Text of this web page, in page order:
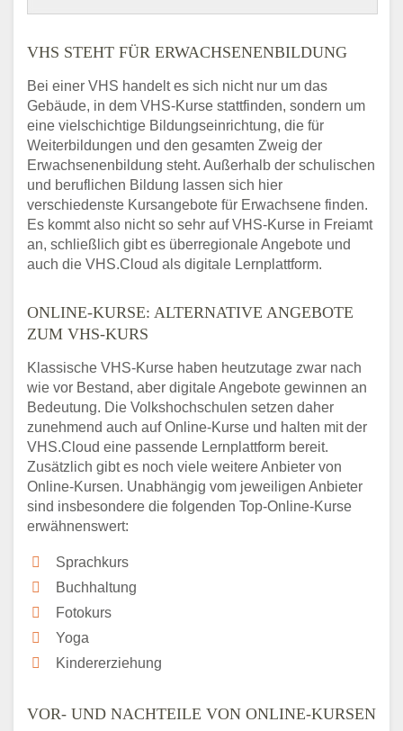
VHS STEHT FÜR ERWACHSENENBILDUNG
Bei einer VHS handelt es sich nicht nur um das
Gebäude, in dem VHS-Kurse stattfinden, sondern um
eine vielschichtige Bildungseinrichtung, die für
Weiterbildungen und den gesamten Zweig der
Erwachsenenbildung steht. Außerhalb der schulischen
und beruflichen Bildung lassen sich hier
verschiedenste Kursangebote für Erwachsene finden.
Es kommt also nicht so sehr auf VHS-Kurse in Freiamt
an, schließlich gibt es überregionale Angebote und
auch die VHS.Cloud als digitale Lernplattform.
ONLINE-KURSE: ALTERNATIVE ANGEBOTE
ZUM VHS-KURS
Klassische VHS-Kurse haben heutzutage zwar nach
wie vor Bestand, aber digitale Angebote gewinnen an
Bedeutung. Die Volkshochschulen setzen daher
zunehmend auch auf Online-Kurse und halten mit der
VHS.Cloud eine passende Lernplattform bereit.
Zusätzlich gibt es noch viele weitere Anbieter von
Online-Kursen. Unabhängig vom jeweiligen Anbieter
sind insbesondere die folgenden Top-Online-Kurse
erwähnenswert:
Sprachkurs
Buchhaltung
Fotokurs
Yoga
Kindererziehung
VOR- UND NACHTEILE VON ONLINE-KURSEN